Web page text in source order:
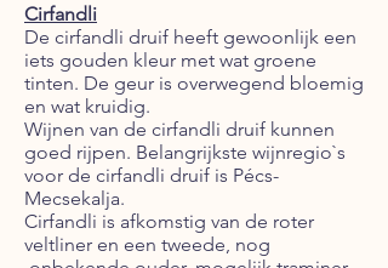
Cirfandli
De cirfandli druif heeft gewoonlijk een
iets gouden kleur met wat groene
tinten. De geur is overwegend bloemig
en wat kruidig.
Wijnen van de cirfandli druif kunnen
goed rijpen. Belangrijkste wijnregio`s
voor de cirfandli druif is Pécs-
Mecsekalja.
Cirfandli is afkomstig van de roter
veltliner en een tweede, nog